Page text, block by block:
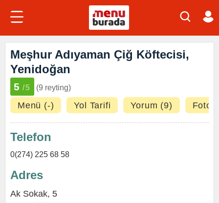
Meşhur Adıyaman Çiğ Köftecisi,
Yenidoğan
5 /5 (9 reyting)
Menü (-) Yol Tarifi Yorum (9)
Telefon
0(274) 225 68 58
Adres
Ak Sokak, 5